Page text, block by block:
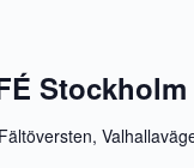
Fältöversten,